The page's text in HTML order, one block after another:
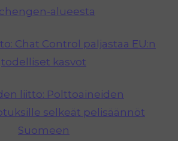
alueesta
Chat Control paljastaa EU:n
todelliset kasvot
liitto: Polttoaineiden
selkeät pelisäännöt
Suomeen